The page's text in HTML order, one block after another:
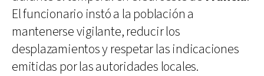
El funcionario instó a la población a
mantenerse vigilante, reducir los
desplazamientos y respetar las indicaciones
emitidas por las autoridades locales.